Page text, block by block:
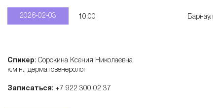
2026-02-03 10:00 Барнаул
Спикер: Сорокина Ксения Николаевна
к.м.н., дерматовенеролог
Записаться: +7 922 300 02 37